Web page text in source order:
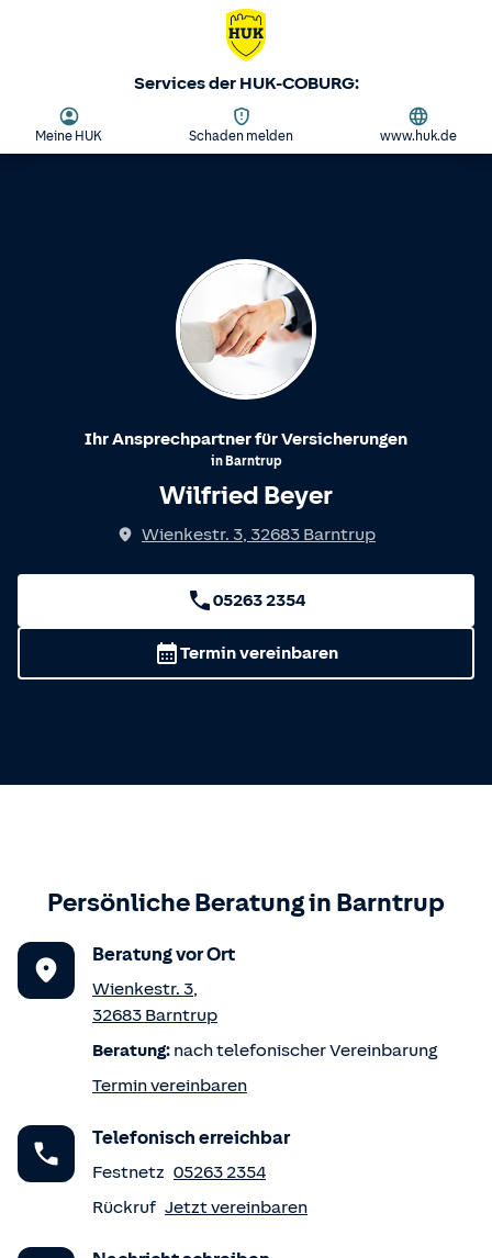
Services der HUK-COBURG:
Meine HUK Schaden melden www.huk.de
Ihr Ansprechpartner für Versicherungen
in Barntrup
Wilfried Beyer
Wienkestr. 3, 32683 Barntrup
05263 2354
Termin vereinbaren
Persönliche Beratung in Barntrup
Beratung vor Ort
Wienkestr. 3,
32683 Barntrup
Beratung: nach telefonischer Vereinbarung
Termin vereinbaren
Telefonisch erreichbar
Festnetz 05263 2354
Rückruf Jetzt vereinbaren